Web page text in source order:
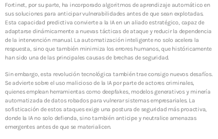
en la era digital
3 JUNIO, 2026
TOP VOTED
Introducen un enfoque proactivo para reducir
24 ABRIL, 2019
Centro de Seguridad BeIT ¡La seguridad total en tu
organización a tu alcance!
24 ABRIL, 2019
Fortinet, por su parte, ha incorporado algoritmos de aprendizaje automático en
sus soluciones para anticipar vulnerabilidades antes de que sean explotadas.
Esta capacidad predictiva convierte a la IA en un aliado estratégico, capaz de
adaptarse dinámicamente a nuevas tácticas de ataque y reducir la dependencia
de la intervención manual. La automatización inteligente no solo acelera la
respuesta, sino que también minimiza los errores humanos, que históricamente
han sido una de las principales causas de brechas de seguridad.
Sin embargo, esta revolución tecnológica también trae consigo nuevos desafíos.
Se advierte sobre el uso malicioso de la IA por parte de actores criminales,
quienes emplean herramientas como deepfakes, modelos generativos y minería
automatizada de datos robados para vulnerar sistemas empresariales. La
sofisticación de estos ataques exige una postura de seguridad más proactiva,
donde la IA no solo defienda, sino también anticipe y neutralice amenazas
emergentes antes de que se materialicen.